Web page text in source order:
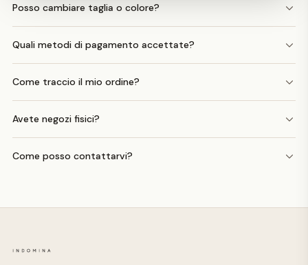
Posso cambiare taglia o colore?
Quali metodi di pagamento accettate?
Come traccio il mio ordine?
Avete negozi fisici?
Come posso contattarvi?